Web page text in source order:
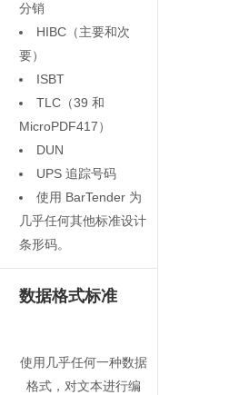
分销
HIBC（主要和次
要）
ISBT
TLC（39 和
MicroPDF417）
DUN
UPS 追踪号码
使用 BarTender 为
几乎任何其他标准设计
条形码。
数据格式标准
使用几乎任何一种数据
格式，对文本进行编